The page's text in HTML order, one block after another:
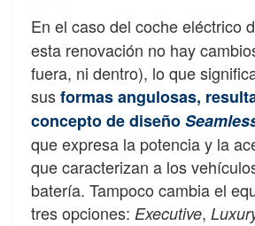
En el caso del coche eléctrico
esta renovación no hay
fuera, ni dentro), lo que
susformas angulosas,
concepto de diseño
que expresa la potencia y la
que caracterizan a los
batería. Tampoco cambia el
tres opciones: Executive,